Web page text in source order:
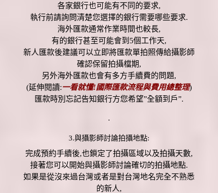
各家銀行也可能有不同的要求,
執行前請詢問清楚您選擇的銀行需要哪些要求.
海外匯款通常作業時間也較長,
有的銀行甚至可能會到5個工作天,
新人匯款後建議可以立即將匯款單拍照傳給攝影師
確認保留拍攝檔期,
另外海外匯款也會有多方手續費的問題,
(延伸閱讀:一看就懂!國際匯款流程與費用總整理)
匯款時別忘記告知銀行方您希望”全額到戶”.
.
3.與攝影師討論拍攝地點:
完成預約手續後,也鎖定了拍攝區域以及拍攝天數,
接著您可以開始與攝影師討論確切的拍攝地點.
如果是從沒來過台灣或者是對台灣地名完全不熟悉
的新人,